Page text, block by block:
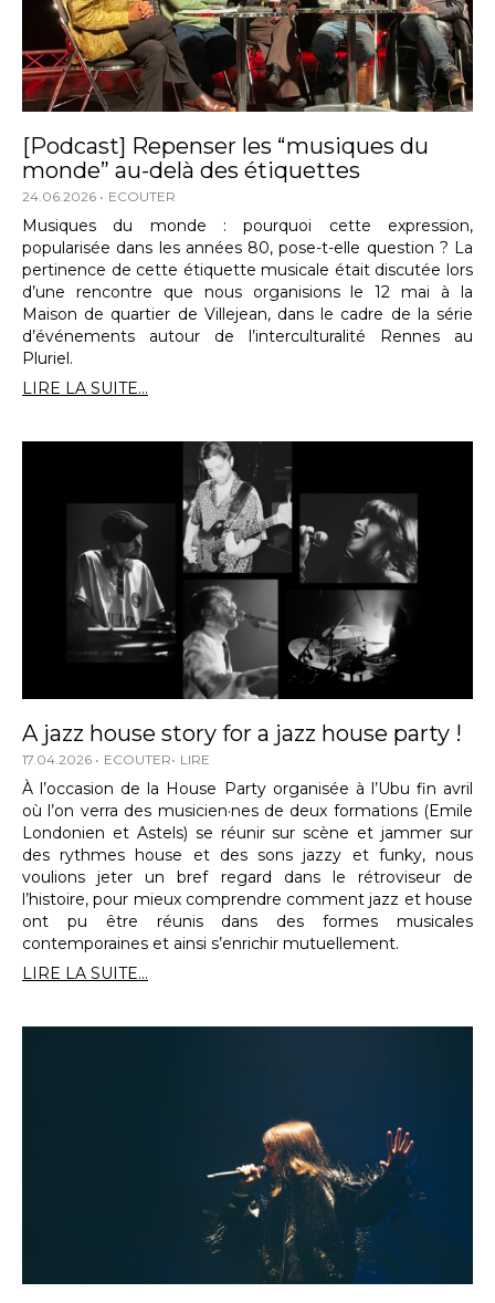
[Podcast] Repenser les “musiques du
monde” au-delà des étiquettes
24.06.2026 ECOUTER
Musiques du monde : pourquoi cette expression,
popularisée dans les années 80, pose-t-elle question ? La
pertinence de cette étiquette musicale était discutée lors
d’une rencontre que nous organisions le 12 mai à la
Maison de quartier de Villejean, dans le cadre de la série
d’événements autour de l’interculturalité Rennes au
Pluriel.
LIRE LA SUITE...
A jazz house story for a jazz house party !
17.04.2026 ECOUTER LIRE
À l’occasion de la House Party organisée à l’Ubu fin avril
où l’on verra des musicien·nes de deux formations (Emile
Londonien et Astels) se réunir sur scène et jammer sur
des rythmes house et des sons jazzy et funky, nous
voulions jeter un bref regard dans le rétroviseur de
l’histoire, pour mieux comprendre comment jazz et house
ont pu être réunis dans des formes musicales
contemporaines et ainsi s’enrichir mutuellement.
LIRE LA SUITE...